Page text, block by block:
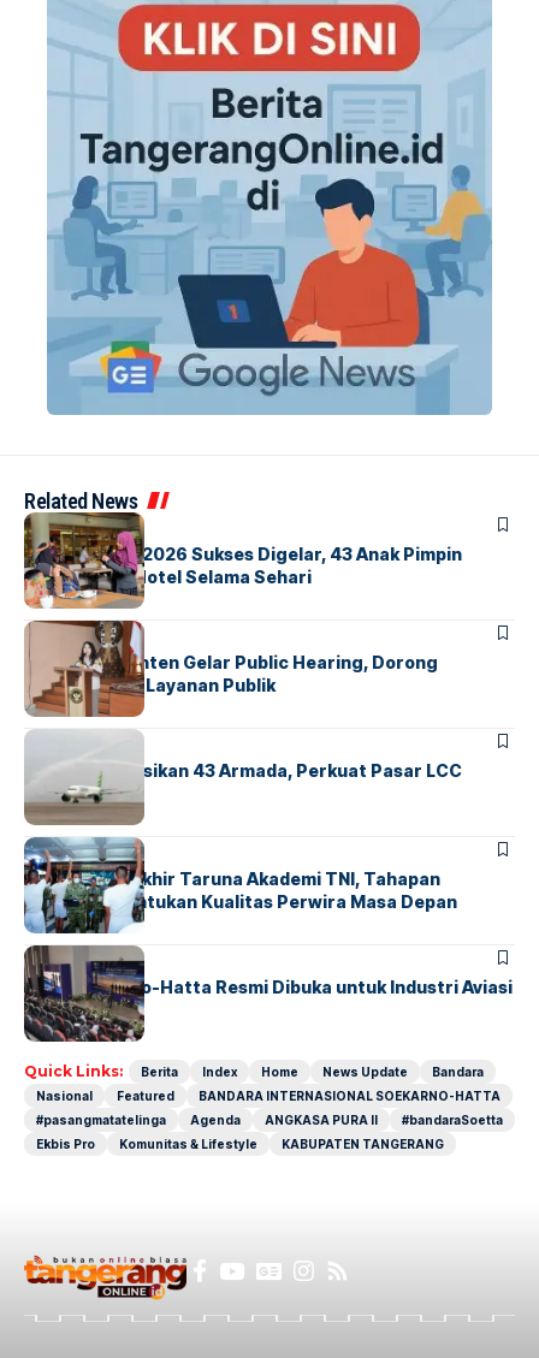
Related News
BERITAINDEX
GM For A Day 2026 Sukses Digelar, 43 Anak Pimpin
Operasional Hotel Selama Sehari
BANDARA BERITA
Karantina Banten Gelar Public Hearing, Dorong
Transparansi Layanan Publik
BANDARA
Citilink Operasikan 43 Armada, Perkuat Pasar LCC
Nasional
BERITA
Sidang Pantukhir Taruna Akademi TNI, Tahapan
Strategis Tentukan Kualitas Perwira Masa Depan
BANDARA BERITA
IALC Soekarno-Hatta Resmi Dibuka untuk Industri Aviasi
Dunia
Quick Links: Berita Index Home News Update
Bandara
Nasional
Featured
BANDARA INTERNASIONAL SOEKARNO-HATTA
#pasangmatatelinga
Agenda ANGKASA PURA II
#bandaraSoetta
Ekbis Pro
Komunitas & Lifestyle KABUPATEN TANGERANG